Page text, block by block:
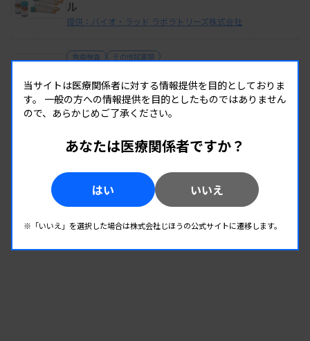
ル
提供：バイオ・ラッド ラボラトリーズ株式会社
免疫検査 その他試薬類
提供：バイオ・ラッド ラボラトリーズ株式会社
同じカテゴリーの製品を全て見る
当サイトは医療関係者に対する情報提供を目的としておりま
す。 一般の方への情報提供を目的としたものではありません
ので、あらかじめご了承ください。
あなたは医療関係者ですか？
はい いいえ
※「いいえ」を選択した場合は株式会社じほうの公式サイトに遷移します。